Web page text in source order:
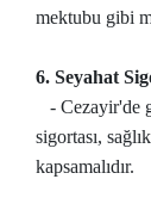
mektubu gibi
6. Seyahat
- Cezayir'de
sigortası,
kapsamalıdır.